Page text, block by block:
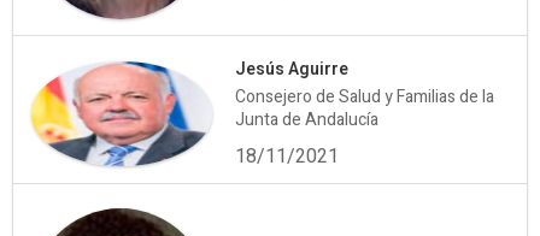
Jesús Aguirre
Consejero de Salud y Familias de la
Junta de Andalucía
18/11/2021